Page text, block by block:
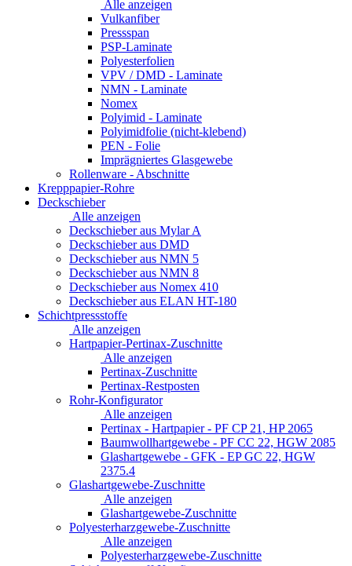
Alle anzeigen
Vulkanfiber
Pressspan
PSP-Laminate
Polyesterfolien
VPV / DMD - Laminate
NMN - Laminate
Nomex
Polyimid - Laminate
Polyimidfolie (nicht-klebend)
PEN - Folie
Imprägniertes Glasgewebe
Rollenware - Abschnitte
Krepppapier-Rohre
Deckschieber
Alle anzeigen
Deckschieber aus Mylar A
Deckschieber aus DMD
Deckschieber aus NMN 5
Deckschieber aus NMN 8
Deckschieber aus Nomex 410
Deckschieber aus ELAN HT-180
Schichtpressstoffe
Alle anzeigen
Hartpapier-Pertinax-Zuschnitte
Alle anzeigen
Pertinax-Zuschnitte
Pertinax-Restposten
Rohr-Konfigurator
Alle anzeigen
Pertinax - Hartpapier - PF CP 21, HP 2065
Baumwollhartgewebe - PF CC 22, HGW 2085
Glashartgewebe - GFK - EP GC 22, HGW
2375.4
Glashartgewebe-Zuschnitte
Alle anzeigen
Glashartgewebe-Zuschnitte
Polyesterharzgewebe-Zuschnitte
Alle anzeigen
Polyesterharzgewebe-Zuschnitte